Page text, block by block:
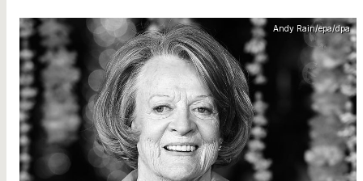
Andy Rain/epa/dpa